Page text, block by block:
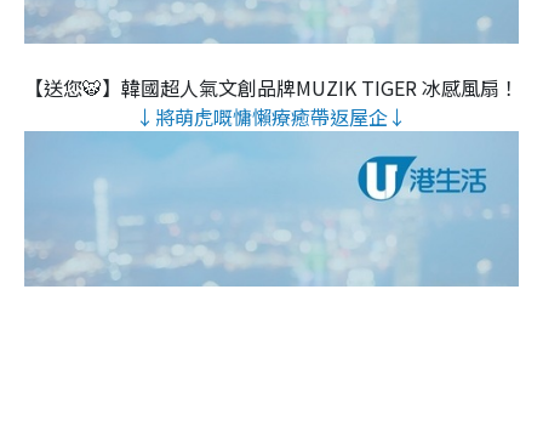
【送您🐯】韓國超人氣文創品牌MUZIK TIGER 冰感風扇！
↓將萌虎嘅慵懶療癒帶返屋企↓